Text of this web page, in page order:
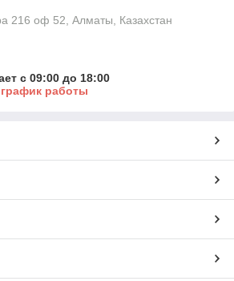
216 оф 52, Алматы, Казахстан
с 09:00 до 18:00
работы